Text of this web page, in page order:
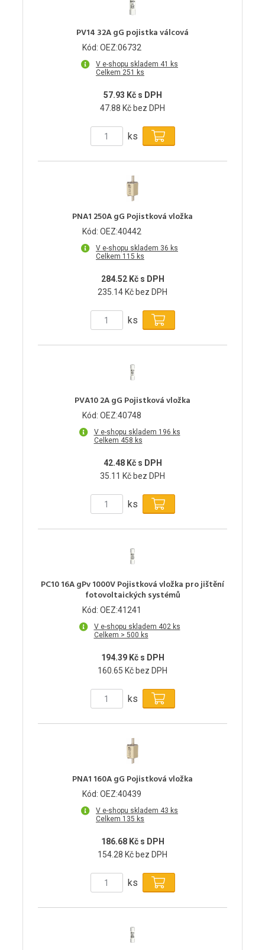
PV14 32A gG pojistka válcová
Kód: OEZ:06732
V e-shopu skladem 41 ks
Celkem 251 ks
57.93 Kč s DPH
47.88 Kč bez DPH
ks
PNA1 250A gG Pojistková vložka
Kód: OEZ:40442
V e-shopu skladem 36 ks
Celkem 115 ks
284.52 Kč s DPH
235.14 Kč bez DPH
ks
PVA10 2A gG Pojistková vložka
Kód: OEZ:40748
V e-shopu skladem 196 ks
Celkem 458 ks
42.48 Kč s DPH
35.11 Kč bez DPH
ks
PC10 16A gPv 1000V Pojistková vložka pro jištění
fotovoltaických systémů
Kód: OEZ:41241
V e-shopu skladem 402 ks
Celkem > 500 ks
194.39 Kč s DPH
160.65 Kč bez DPH
ks
PNA1 160A gG Pojistková vložka
Kód: OEZ:40439
V e-shopu skladem 43 ks
Celkem 135 ks
186.68 Kč s DPH
154.28 Kč bez DPH
ks